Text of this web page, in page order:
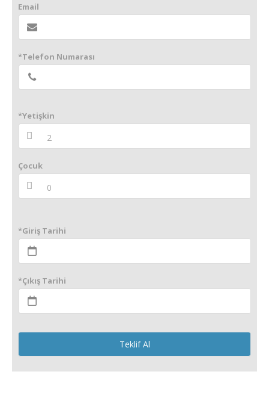
Email
*Telefon Numarası
*Yetişkin
Çocuk
*Giriş Tarihi
*Çıkış Tarihi
Teklif Al